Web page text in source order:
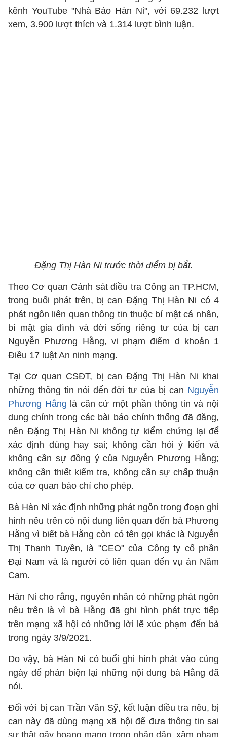
kênh YouTube "Nhà Báo Hàn Ni", với 69.232 lượt
xem, 3.900 lượt thích và 1.314 lượt bình luận.
Đặng Thị Hàn Ni trước thời điểm bị bắt.
Theo Cơ quan Cảnh sát điều tra Công an TP.HCM,
trong buổi phát trên, bị can Đặng Thị Hàn Ni có 4
phát ngôn liên quan thông tin thuộc bí mật cá nhân,
bí mật gia đình và đời sống riêng tư của bị can
Nguyễn Phương Hằng, vi phạm điểm d khoản 1
Điều 17 luật An ninh mạng.
Tại Cơ quan CSĐT, bị can Đặng Thị Hàn Ni khai
những thông tin nói đến đời tư của bị can Nguyễn
Phương Hằng là căn cứ một phần thông tin và nội
dung chính trong các bài báo chính thống đã đăng,
nên Đặng Thị Hàn Ni không tự kiểm chứng lại để
xác định đúng hay sai; không cần hỏi ý kiến và
không cần sự đồng ý của Nguyễn Phương Hằng;
không cần thiết kiểm tra, không cần sự chấp thuận
của cơ quan báo chí cho phép.
Bà Hàn Ni xác định những phát ngôn trong đoạn ghi
hình nêu trên có nội dung liên quan đến bà Phương
Hằng vì biết bà Hằng còn có tên gọi khác là Nguyễn
Thị Thanh Tuyền, là "CEO" của Công ty cổ phần
Đại Nam và là người có liên quan đến vụ án Năm
Cam.
Hàn Ni cho rằng, nguyên nhân có những phát ngôn
nêu trên là vì bà Hằng đã ghi hình phát trực tiếp
trên mạng xã hội có những lời lẽ xúc phạm đến bà
trong ngày 3/9/2021.
Do vậy, bà Hàn Ni có buổi ghi hình phát vào cùng
ngày để phản biện lại những nội dung bà Hằng đã
nói.
Đối với bị can Trần Văn Sỹ, kết luận điều tra nêu, bị
can này đã dùng mạng xã hội để đưa thông tin sai
sự thật gây hoang mang trong nhân dân, xâm phạm